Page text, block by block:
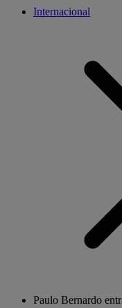
Internacional
Paulo Bernardo